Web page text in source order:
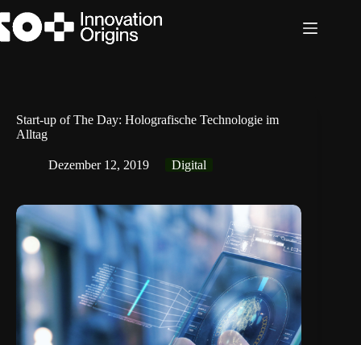
Inhalt
springen
Start-up of The Day: Holografische Technologie im
Alltag
Dezember 12, 2019 Digital